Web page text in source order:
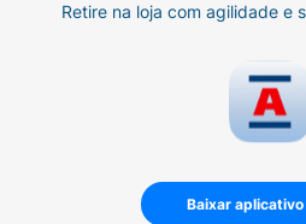
Retire na loja com agilidade e
Baixar